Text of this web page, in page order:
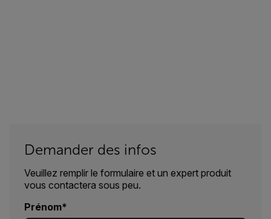
Demander des infos
Veuillez remplir le formulaire et un expert produit
vous contactera sous peu.
Prénom